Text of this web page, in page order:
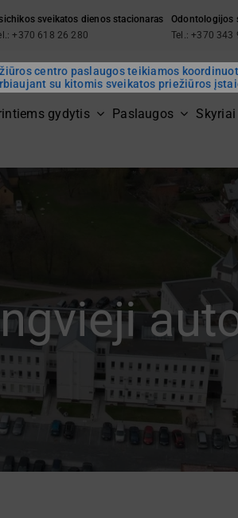
sveikatos dienos stacionaras
+370 618 26 280
Odontologijos
Tel.: +370 343
centro paslaugos teikiamos
su kitomis sveikatos priežiūros
gydytis Paslaugos Skyriai